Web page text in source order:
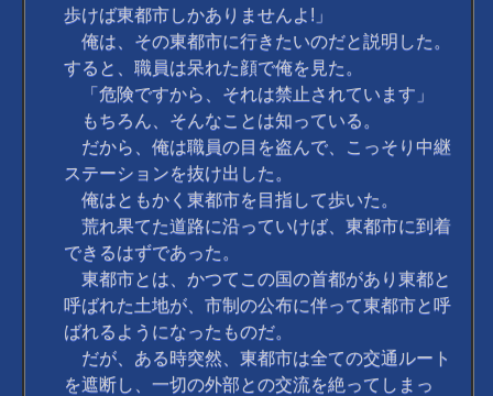
歩けば東都市しかありませんよ!」
俺は、その東都市に行きたいのだと説明した。
すると、職員は呆れた顔で俺を見た。
「危険ですから、それは禁止されています」
もちろん、そんなことは知っている。
だから、俺は職員の目を盗んで、こっそり中継
ステーションを抜け出した。
俺はともかく東都市を目指して歩いた。
荒れ果てた道路に沿っていけば、東都市に到着
できるはずであった。
東都市とは、かつてこの国の首都があり東都と
呼ばれた土地が、市制の公布に伴って東都市と呼
ばれるようになったものだ。
だが、ある時突然、東都市は全ての交通ルート
を遮断し、一切の外部との交流を絶ってしまっ